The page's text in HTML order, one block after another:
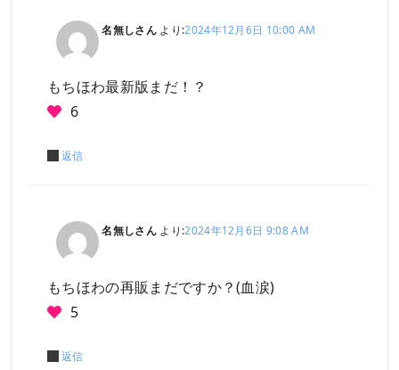
名無しさん より:2024年12月6日 10:00 AM
もちほわ最新版まだ！？
6
返信
名無しさん より:2024年12月6日 9:08 AM
もちほわの再販まだですか？(血涙)
5
返信